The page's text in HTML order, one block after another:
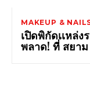
MAKEUP &
เปิดพิกัดเเหล่
พลาด! ที่ สยา